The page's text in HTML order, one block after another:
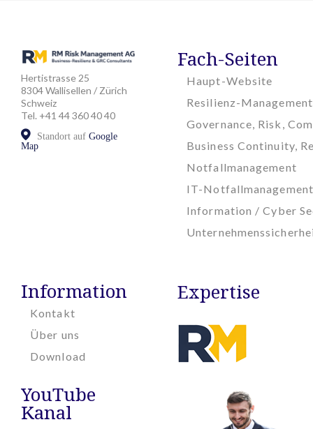
Hertistrasse 25
8304 Wallisellen / Zürich
Schweiz
Tel. +41 44 360 40 40
Standort auf Google
Map
Fach-Seiten
Haupt-Website
Resilienz-Management
Governance, Risk,
Business Continuity,
Notfallmanagement
IT-Notfallmanagement
Information / Cyber
Information
Kontakt
Über uns
Download
YouTube
Kanal
Expertise